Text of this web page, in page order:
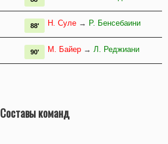
Н. Суле → Р. Бенсебаини
88'
М. Байер → Л. Реджиани
90'
Составы команд